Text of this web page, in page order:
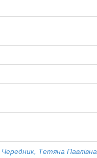
Чередник, Тетяна Павлівна